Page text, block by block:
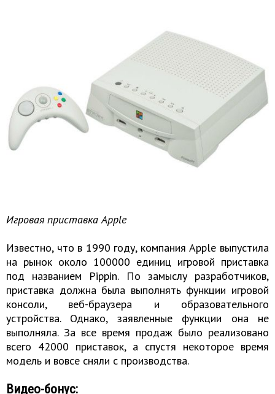
Игровая приставка Apple
Известно, что в 1990 году, компания Apple выпустила
на рынок около 100000 единиц игровой приставка
под названием Pippin. По замыслу разработчиков,
приставка должна была выполнять функции игровой
консоли, веб-браузера и образовательного
устройства. Однако, заявленные функции она не
выполняла. За все время продаж было реализовано
всего 42000 приставок, а спустя некоторое время
модель и вовсе сняли с производства.
Видео-бонус: